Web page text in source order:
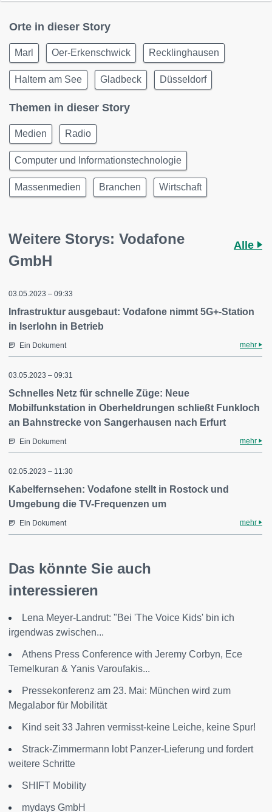
Orte in dieser Story
Marl Oer-Erkenschwick Recklinghausen
Haltern am See Gladbeck Düsseldorf
Themen in dieser Story
Medien Radio
Computer und Informationstechnologie
Massenmedien Branchen Wirtschaft
Weitere Storys: Vodafone
GmbH
Alle
03.05.2023 – 09:33
Infrastruktur ausgebaut: Vodafone nimmt 5G+-Station
in Iserlohn in Betrieb
Ein Dokument mehr
03.05.2023 – 09:31
Schnelles Netz für schnelle Züge: Neue
Mobilfunkstation in Oberheldrungen schließt Funkloch
an Bahnstrecke von Sangerhausen nach Erfurt
Ein Dokument mehr
02.05.2023 – 11:30
Kabelfernsehen: Vodafone stellt in Rostock und
Umgebung die TV-Frequenzen um
Ein Dokument mehr
Das könnte Sie auch
interessieren
Lena Meyer-Landrut: "Bei 'The Voice Kids' bin ich
irgendwas zwischen...
Athens Press Conference with Jeremy Corbyn, Ece
Temelkuran & Yanis Varoufakis...
Pressekonferenz am 23. Mai: München wird zum
Megalabor für Mobilität
Kind seit 33 Jahren vermisst-keine Leiche, keine Spur!
Strack-Zimmermann lobt Panzer-Lieferung und fordert
weitere Schritte
SHIFT Mobility
mydays GmbH